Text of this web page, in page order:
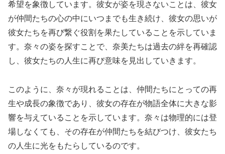
希望を象徴しています。彼女が姿を現さないことは、彼女
が仲間たちの心の中にいつまでも生き続け、彼女の思いが
彼女たちを再び繋ぐ役割を果たしていることを示していま
す。奈々の姿を探すことで、奈美たちは過去の絆を再確認
し、彼女たちの人生に再び意味を見出していきます。
このように、奈々が現れることは、仲間たちにとっての再
生や成長の象徴であり、彼女の存在が物語全体に大きな影
響を与えていることを示しています。奈々は物理的には登
場しなくても、その存在が仲間たちを結びつけ、彼女たち
の人生に光をもたらしているのです。